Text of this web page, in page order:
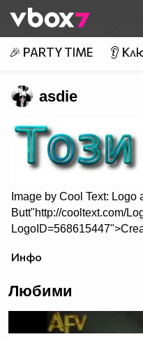
👾
🎉 PARTY TIME 👂
asdie
Image by Cool Text: Logo
Butt"http://cooltext.com/
Инфо
Любими